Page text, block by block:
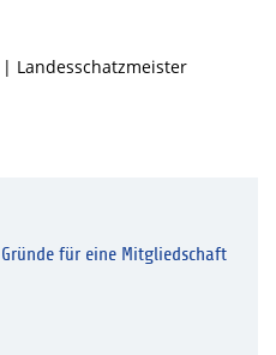
Landesschatzmeister
für eine Mitgliedschaft